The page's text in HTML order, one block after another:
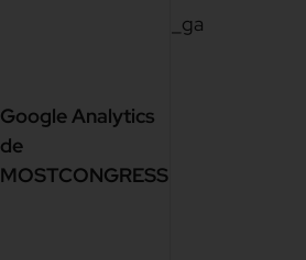
Google Analytics
de
MOSTCONGRESS
_ga